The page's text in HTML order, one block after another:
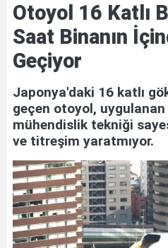
Otoyol 16 Katlı
Saat Binanın
Geçiyor
Japonya'daki 16 katlı
geçen otoyol,
mühendislik tekniği
ve titreşim yaratmıyor.